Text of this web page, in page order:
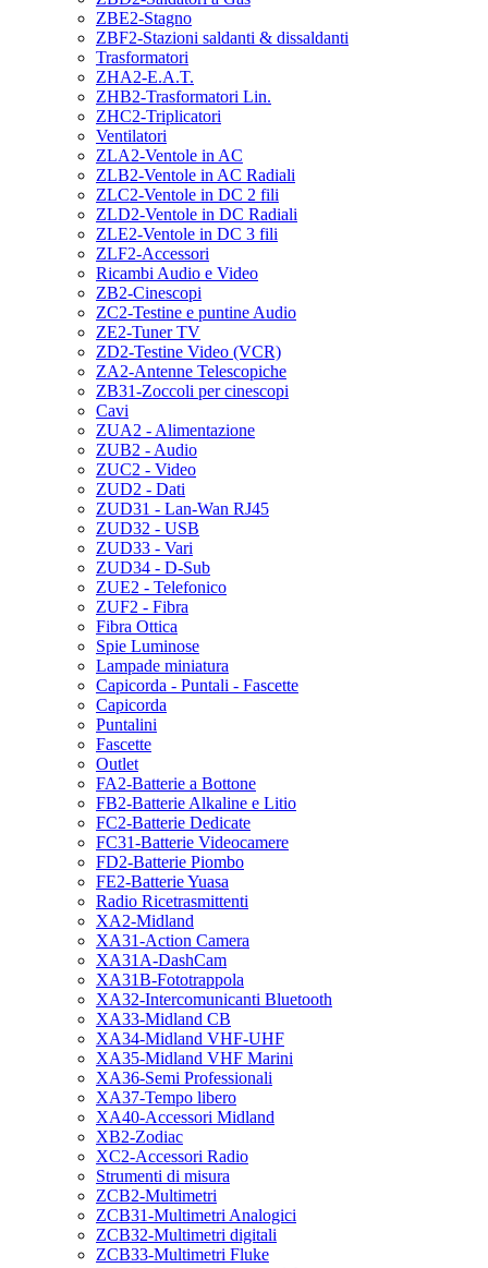
ZBE2-Stagno
ZBF2-Stazioni saldanti & dissaldanti
Trasformatori
ZHA2-E.A.T.
ZHB2-Trasformatori Lin.
ZHC2-Triplicatori
Ventilatori
ZLA2-Ventole in AC
ZLB2-Ventole in AC Radiali
ZLC2-Ventole in DC 2 fili
ZLD2-Ventole in DC Radiali
ZLE2-Ventole in DC 3 fili
ZLF2-Accessori
Ricambi Audio e Video
ZB2-Cinescopi
ZC2-Testine e puntine Audio
ZE2-Tuner TV
ZD2-Testine Video (VCR)
ZA2-Antenne Telescopiche
ZB31-Zoccoli per cinescopi
Cavi
ZUA2 - Alimentazione
ZUB2 - Audio
ZUC2 - Video
ZUD2 - Dati
ZUD31 - Lan-Wan RJ45
ZUD32 - USB
ZUD33 - Vari
ZUD34 - D-Sub
ZUE2 - Telefonico
ZUF2 - Fibra
Fibra Ottica
Spie Luminose
Lampade miniatura
Capicorda - Puntali - Fascette
Capicorda
Puntalini
Fascette
Outlet
FA2-Batterie a Bottone
FB2-Batterie Alkaline e Litio
FC2-Batterie Dedicate
FC31-Batterie Videocamere
FD2-Batterie Piombo
FE2-Batterie Yuasa
Radio Ricetrasmittenti
XA2-Midland
XA31-Action Camera
XA31A-DashCam
XA31B-Fototrappola
XA32-Intercomunicanti Bluetooth
XA33-Midland CB
XA34-Midland VHF-UHF
XA35-Midland VHF Marini
XA36-Semi Professionali
XA37-Tempo libero
XA40-Accessori Midland
XB2-Zodiac
XC2-Accessori Radio
Strumenti di misura
ZCB2-Multimetri
ZCB31-Multimetri Analogici
ZCB32-Multimetri digitali
ZCB33-Multimetri Fluke